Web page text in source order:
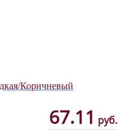
Коричневый
67.11 руб.